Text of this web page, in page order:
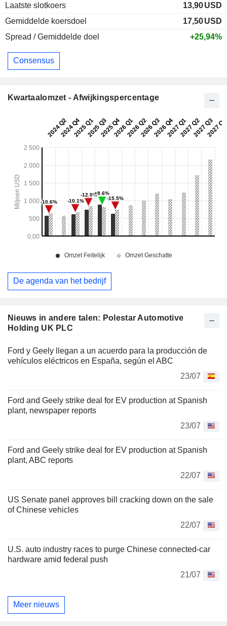
Nieuws in andere talen: Polestar Automotive
Holding UK PLC
Ford y Geely llegan a un acuerdo para la producción de
vehículos eléctricos en España, según el ABC
23/07
Ford and Geely strike deal for EV production at Spanish
plant, newspaper reports
23/07
Ford and Geely strike deal for EV production at Spanish
plant, ABC reports
22/07
US Senate panel approves bill cracking down on the sale
of Chinese vehicles
22/07
U.S. auto industry races to purge Chinese connected-car
hardware amid federal push
21/07
Meer nieuws
Laatste slotkoers
13,90USD
Gemiddelde koersdoel
17,50USD
Spread / Gemiddelde doel
+25,94%
Consensus
Kwartaalomzet - Afwijkingspercentage
De agenda van het bedrijf